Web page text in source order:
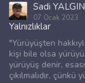
Sadi YALGIN
07 Ocak 2023
Yalnızlıklar
"Yürüyüşten
kişi bile olsa
yürüyüş denir,
çıkılmalıdır,